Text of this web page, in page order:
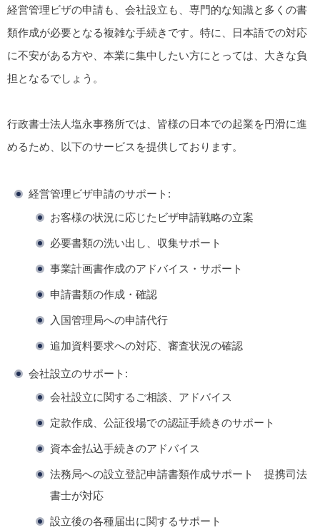
経営管理ビザの申請も、会社設立も、専門的な知識と多くの書
類作成が必要となる複雑な手続きです。特に、日本語での対応
に不安がある方や、本業に集中したい方にとっては、大きな負
担となるでしょう。
行政書士法人塩永事務所では、皆様の日本での起業を円滑に進
めるため、以下のサービスを提供しております。
経営管理ビザ申請のサポート:
お客様の状況に応じたビザ申請戦略の立案
必要書類の洗い出し、収集サポート
事業計画書作成のアドバイス・サポート
申請書類の作成・確認
入国管理局への申請代行
追加資料要求への対応、審査状況の確認
会社設立のサポート:
会社設立に関するご相談、アドバイス
定款作成、公証役場での認証手続きのサポート
資本金払込手続きのアドバイス
法務局への設立登記申請書類作成サポート 提携司法
書士が対応
設立後の各種届出に関するサポート